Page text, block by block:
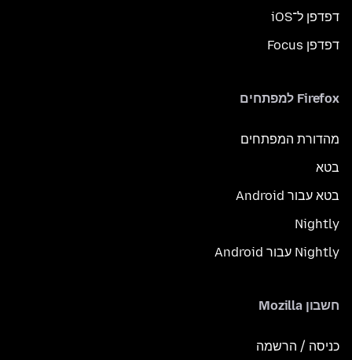
דפדפן ל־iOS
דפדפן Focus
Firefox למפתחים
מהדורת המפתחים
בטא
בטא עבור Android
Nightly
Nightly עבור Android
חשבון Mozilla
כניסה / הרשמה